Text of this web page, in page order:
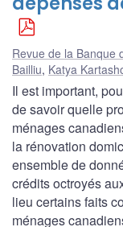
Revue de la Banque
Bailliu, Katya
Il est important,
de savoir quelle
ménages
la rénovation
ensemble de
crédits octroyés
lieu certains faits
ménages